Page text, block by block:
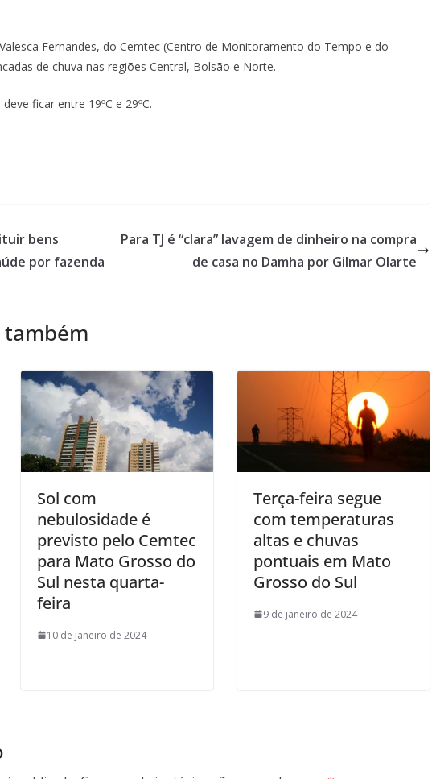
Fernandes, do Cemtec (Centro de Monitoramento do Tempo e do
de chuva nas regiões Central, Bolsão e Norte.
ficar entre 19ºC e 29ºC.
bens
por fazenda
Para TJ é “clara” lavagem de dinheiro na compra
de casa no Damha por Gilmar Olarte
Sol com
nebulosidade é
previsto pelo Cemtec
para Mato Grosso do
Sul nesta quarta-
feira
10 de janeiro de 2024
Terça-feira segue
com temperaturas
altas e chuvas
pontuais em Mato
Grosso do Sul
9 de janeiro de 2024